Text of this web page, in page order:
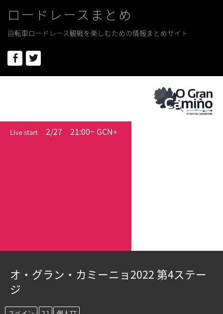
ロードレースまとめ
自転車ロードレース観戦を楽しむための情報まとめサイト
Facebook
Live start 2/27 21:00~ GCN+
オ・グラン・カミーニョ2022 第4ステー
ジ